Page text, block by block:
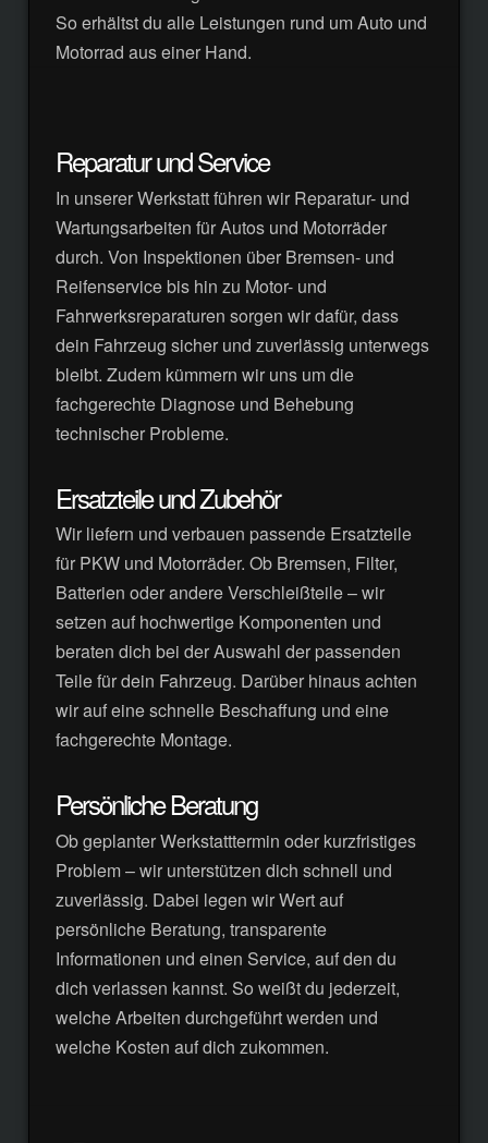
So erhältst du alle Leistungen rund um Auto und
Motorrad aus einer Hand.
Reparatur und Service
In unserer Werkstatt führen wir Reparatur- und
Wartungsarbeiten für Autos und Motorräder
durch. Von Inspektionen über Bremsen- und
Reifenservice bis hin zu Motor- und
Fahrwerksreparaturen sorgen wir dafür, dass
dein Fahrzeug sicher und zuverlässig unterwegs
bleibt. Zudem kümmern wir uns um die
fachgerechte Diagnose und Behebung
technischer Probleme.
Ersatzteile und Zubehör
Wir liefern und verbauen passende Ersatzteile
für PKW und Motorräder. Ob Bremsen, Filter,
Batterien oder andere Verschleißteile – wir
setzen auf hochwertige Komponenten und
beraten dich bei der Auswahl der passenden
Teile für dein Fahrzeug. Darüber hinaus achten
wir auf eine schnelle Beschaffung und eine
fachgerechte Montage.
Persönliche Beratung
Ob geplanter Werkstatttermin oder kurzfristiges
Problem – wir unterstützen dich schnell und
zuverlässig. Dabei legen wir Wert auf
persönliche Beratung, transparente
Informationen und einen Service, auf den du
dich verlassen kannst. So weißt du jederzeit,
welche Arbeiten durchgeführt werden und
welche Kosten auf dich zukommen.